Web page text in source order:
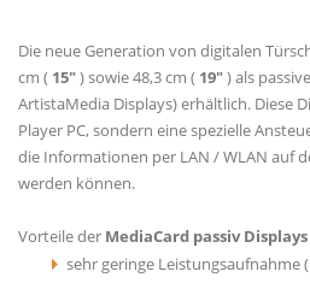
Die neue Generation von digitalen
cm ( 15") sowie 48,3 cm ( 19") als
ArtistaMedia Displays) erhältlich. Diese
Player PC, sondern eine spezielle
die Informationen per LAN / WLAN auf
werden können.
Vorteile der MediaCard passiv Displays
sehr geringe Leistungsaufnahme